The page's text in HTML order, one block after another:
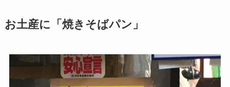
お土産に「焼きそばパン」